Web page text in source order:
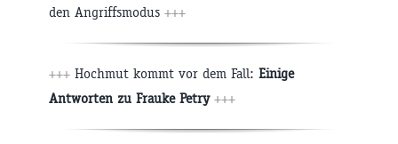
den Angriffsmodus +++
+++ Hochmut kommt vor dem Fall: Einige
Antworten zu Frauke Petry +++